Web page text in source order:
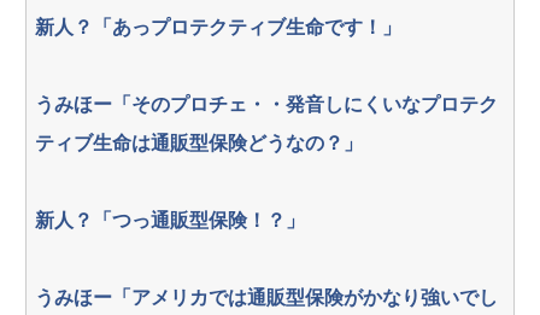
新人？「あっプロテクティブ生命です！」
うみほー「そのプロチェ・・発音しにくいなプロテク
ティブ生命は通販型保険どうなの？」
新人？「つっ通販型保険！？」
うみほー「アメリカでは通販型保険がかなり強いでし